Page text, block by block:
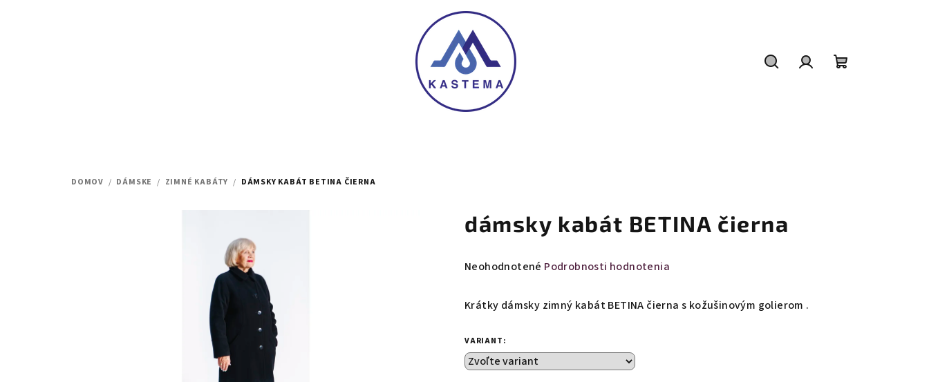
DOMOV / DÁMSKE / ZIMNÉ KABÁTY / DÁMSKY KABÁT BETINA ČIERNA
dámsky kabát BETINA čierna
Priemerné
produktu
z
5
Neohodnotené Podrobnosti hodnotenia
Krátky dámsky zimný kabát BETINA čierna s kožušinovým golierom .
VARIANT: